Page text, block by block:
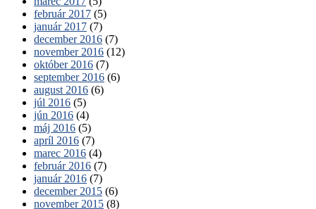
február 2017 (5)
január 2017 (7)
december 2016 (7)
november 2016 (12)
október 2016 (7)
september 2016 (6)
august 2016 (6)
júl 2016 (5)
jún 2016 (4)
máj 2016 (5)
apríl 2016 (7)
marec 2016 (4)
február 2016 (7)
január 2016 (7)
december 2015 (6)
november 2015 (8)